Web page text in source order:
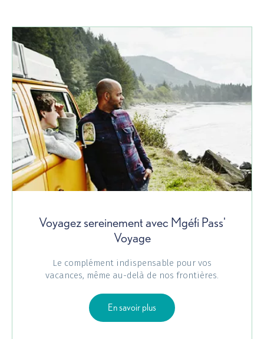
Voyagez sereinement avec Mgéfi Pass'
Voyage
Le complément indispensable pour vos
vacances, même au-delà de nos frontières.
En savoir plussur Assurance Pass' Voyage